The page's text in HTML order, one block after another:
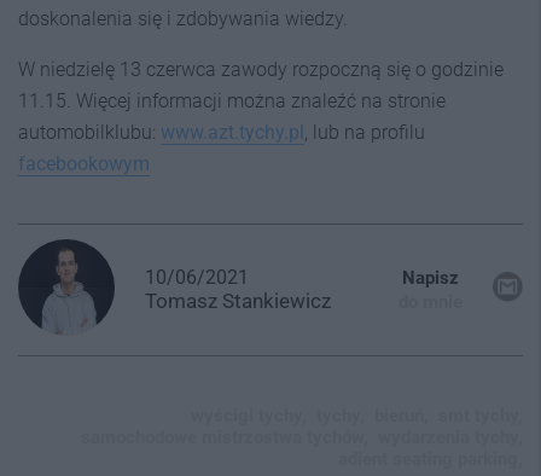
doskonalenia się i zdobywania wiedzy.
W niedzielę 13 czerwca zawody rozpoczną się o godzinie
11.15. Więcej informacji można znaleźć na stronie
automobilklubu: www.azt.tychy.pl , lub na profilu
facebookowym
10/06/2021
Tomasz Stankiewicz
Napisz